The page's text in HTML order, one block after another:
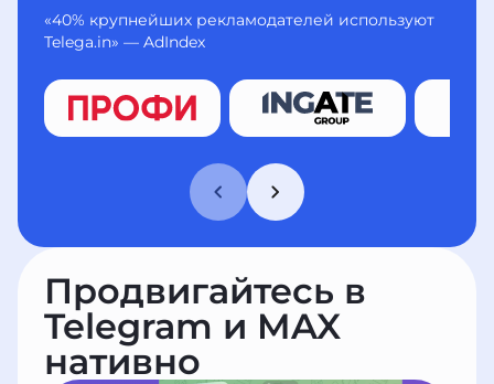
«40% крупнейших рекламодателей используют
Telega.in» — AdIndex
Продвигайтесь в
Telegram и MAX
нативно